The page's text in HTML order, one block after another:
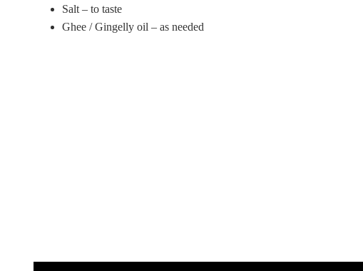
Salt – to taste
Ghee / Gingelly oil – as needed